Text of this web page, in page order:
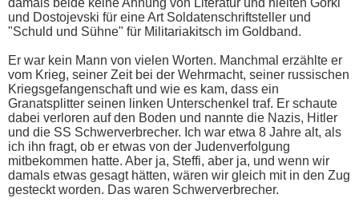
damals beide keine Ahnung von Literatur und hielten Gorki
und Dostojevski für eine Art Soldatenschriftsteller und
"Schuld und Sühne" für Militariakitsch im Goldband.
Er war kein Mann von vielen Worten. Manchmal erzählte er
vom Krieg, seiner Zeit bei der Wehrmacht, seiner russischen
Kriegsgefangenschaft und wie es kam, dass ein
Granatsplitter seinen linken Unterschenkel traf. Er schaute
dabei verloren auf den Boden und nannte die Nazis, Hitler
und die SS Schwerverbrecher. Ich war etwa 8 Jahre alt, als
ich ihn fragt, ob er etwas von der Judenverfolgung
mitbekommen hatte. Aber ja, Steffi, aber ja, und wenn wir
damals etwas gesagt hätten, wären wir gleich mit in den Zug
gesteckt worden. Das waren Schwerverbrecher.